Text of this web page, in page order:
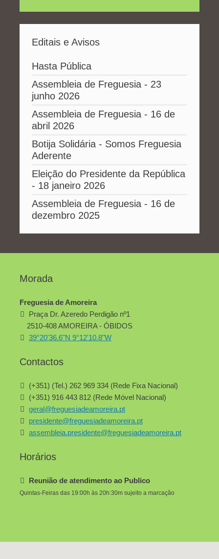
Editais e Avisos
Hasta Pública
Assembleia de Freguesia - 23
junho 2026
Assembleia de Freguesia - 16 de
abril 2026
Botija Solidária - Somos Freguesia
Aderente
Eleição do Presidente da República
- 18 janeiro 2026
Assembleia de Freguesia - 16 de
dezembro 2025
Morada
Freguesia de Amoreira
Praça Dr. Azeredo Perdigão nº1
2510-408 AMOREIRA - ÓBIDOS
39°20'36.6"N 9°12'10.8"W
Contactos
(+351) (Tel.) 262 969 334 (Rede Fixa Nacional)
(+351) 916 443 812 (Rede Móvel Nacional)
geral@freguesiadeamoreira.pt
presidente@freguesiadeamoreira.pt
assembleia.presidente@freguesiadeamoreira.pt
Horários
Reunião de atendimento ao Publico
Quintas-Feiras das 19:00h às 20h:30m sujeito a marcação